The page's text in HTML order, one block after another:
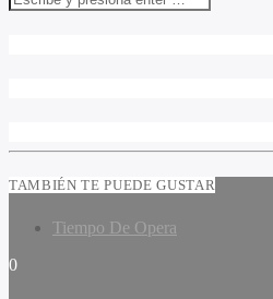
TAMBIÉN TE PUEDE GUSTAR
Tiempo De Opera
0